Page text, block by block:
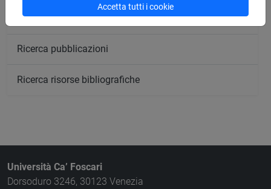
Ricerca strutture
Ricerca pubblicazioni
Ricerca risorse bibliografiche
Università Ca’ Foscari
Dorsoduro 3246, 30123 Venezia
Accetta tutti i cookie